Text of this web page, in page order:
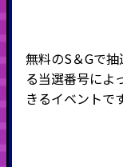
無料のS＆Gで
る当選番号によ
きるイベントです